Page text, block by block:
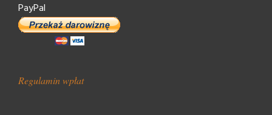
PayPal
Regulamin wpłat